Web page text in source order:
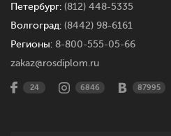
Петербург: (812) 448-5335
Волгоград: (8442) 98-6161
Регионы: 8-800-555-05-66
zakaz@rosdiplom.ru
24 6846 87995